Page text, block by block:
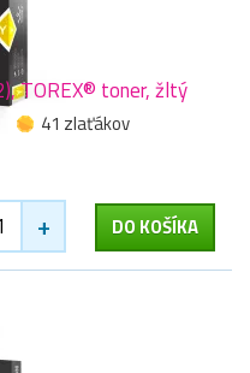
TOREX® toner, žltý
41 zlaťákov
+ DO KOŠÍKA